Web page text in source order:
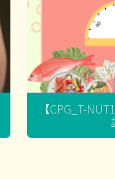
【CPG_T-